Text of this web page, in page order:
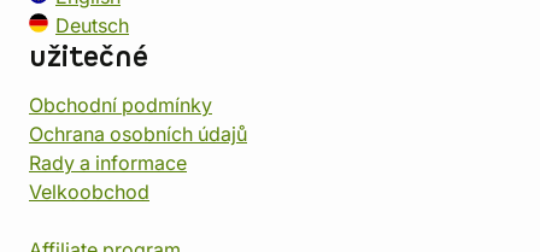
Deutsch
užitečné
Obchodní podmínky
Ochrana osobních údajů
Rady a informace
Velkoobchod